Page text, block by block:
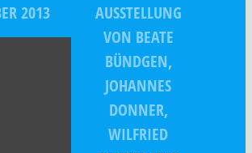
2013
AUSSTELLUNG
VON BEATE
BÜNDGEN,
JOHANNES
DONNER,
WILFRIED